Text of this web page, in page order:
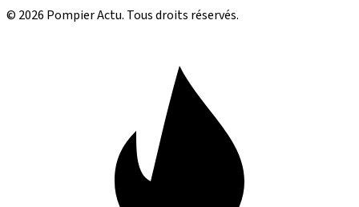
© 2026 Pompier Actu. Tous droits réservés.